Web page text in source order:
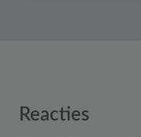
Reader
Reacties